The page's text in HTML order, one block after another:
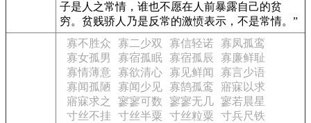
子是人之常情，谁也不愿在人前暴露自己的贫
穷。贫贱骄人乃是反常的激愤表示，不是常情。”
寡不胜众 寡二少双 寡信轻诺
寡凤孤鸾
寡女孤男
寡宿孤眠 寡宿孤辰
寡廉鲜耻
寡情薄意
寡欲清心 寡见鲜闻
寡言少语
寡闻孤陋
寡闻少见 寡鹄孤鸾
寤寐以求
寤寐求之
寥寥可数 寥寥无几
寥若晨星
寸丝不挂
寸丝半粟 寸丝粒粟
寸兵尺铁